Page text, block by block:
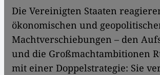
Die Vereinigten Staaten
ökonomischen und
Machtverschiebungen – den
und die Großmachtambitionen
mit einer Doppelstrategie: Sie